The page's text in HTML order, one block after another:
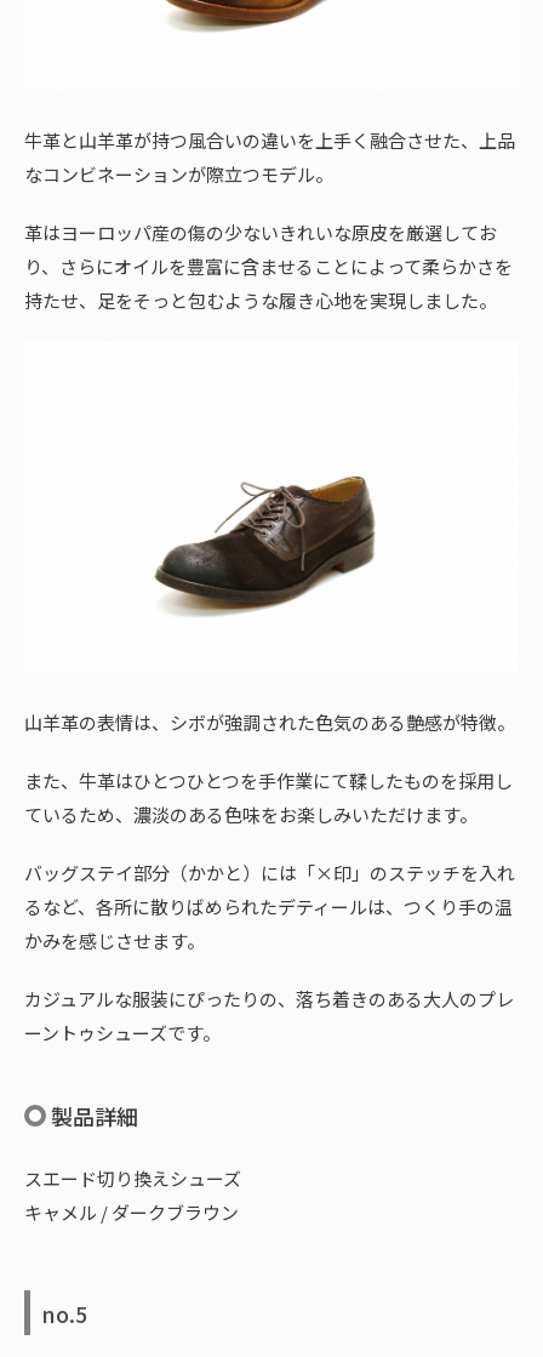
牛革と山羊革が持つ風合いの違いを上手く融合させた、上品
なコンビネーションが際立つモデル。
革はヨーロッパ産の傷の少ないきれいな原皮を厳選してお
り、さらにオイルを豊富に含ませることによって柔らかさを
持たせ、足をそっと包むような履き心地を実現しました。
山羊革の表情は、シボが強調された色気のある艶感が特徴。
また、牛革はひとつひとつを手作業にて鞣したものを採用し
ているため、濃淡のある色味をお楽しみいただけます。
バッグステイ部分（かかと）には「×印」のステッチを入れ
るなど、各所に散りばめられたデティールは、つくり手の温
かみを感じさせます。
カジュアルな服装にぴったりの、落ち着きのある大人のプレ
ーントゥシューズです。
製品詳細
スエード切り換えシューズ
キャメル / ダークブラウン
no.5